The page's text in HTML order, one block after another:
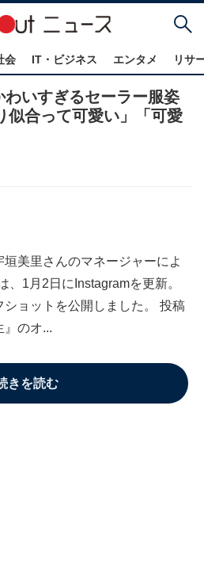
会 IT・ビジネス エンタメ リサ
いすぎるセーラー服姿
似合って可愛い」「可愛
美里さんのマネージャーによ
、1月2日にInstagramを更新。
ョットを公開しました。 投稿
』のオ...
きを読む